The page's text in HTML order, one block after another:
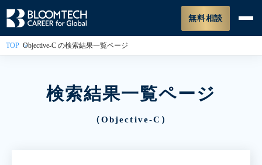
無料相談
TOP Objective-C の検索結果一覧ページ
検索結果一覧ページ
（Objective-C）